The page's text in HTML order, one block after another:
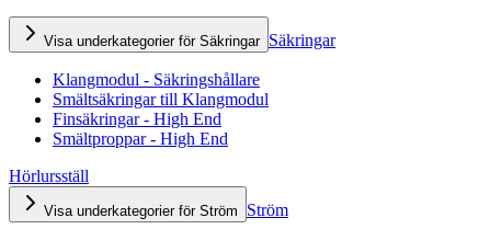
Visa underkategorier för Säkringar Säkringar
Klangmodul - Säkringshållare
Smältsäkringar till Klangmodul
Finsäkringar - High End
Smältproppar - High End
Hörlursställ
Visa underkategorier för Ström Ström